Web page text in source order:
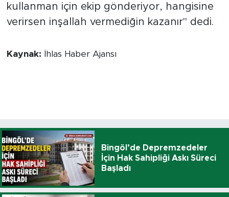
kullanman için ekip gönderiyor, hangisine
verirsen inşallah vermediğin kazanır" dedi.
Kaynak: İhlas Haber Ajansı
Bingöl’de Depremzedeler
İçin Hak Sahipliği Askı Süreci
Başladı